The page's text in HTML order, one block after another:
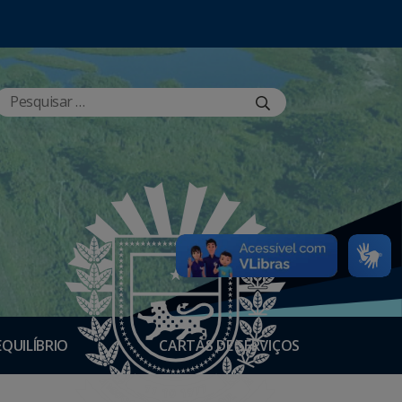
CARTAS DE SERVIÇOS